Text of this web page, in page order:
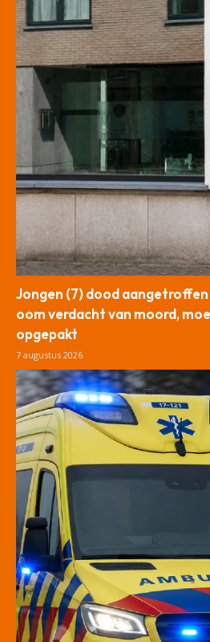
Jongen (7) dood
oom verdacht van moord,
opgepakt
7 augustus 2026